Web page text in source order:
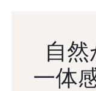
自
一体